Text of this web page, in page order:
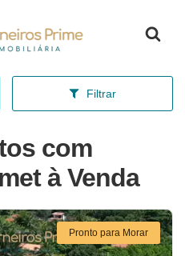
Filtrar
com
à Venda
Pronto para Morar